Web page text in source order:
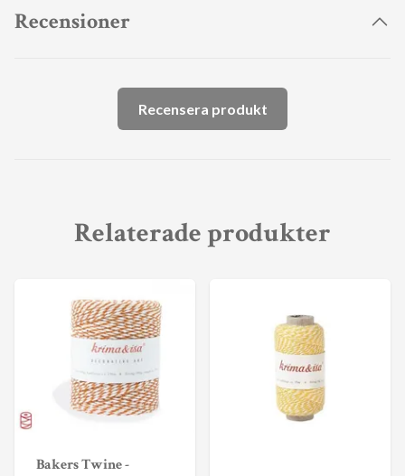
Recensioner
Recensera produkt
Relaterade produkter
Bakers Twine -